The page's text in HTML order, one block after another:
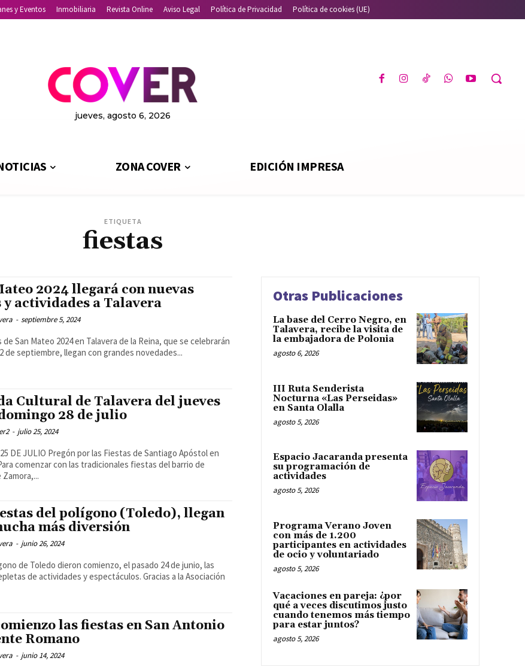
y Eventos Inmobiliaria Revista Online Aviso Legal Política de Privacidad Política de cookies (UE)
jueves, agosto 6, 2026
ZONA COVER EDICIÓN IMPRESA
ETIQUETA
fiestas
2024 llegará con nuevas
y actividades a Talavera
- septiembre 5, 2024
de San Mateo 2024 en Talavera de la Reina, que se celebrarán
de septiembre, llegan con grandes novedades...
Cultural de Talavera del jueves
28 de julio
- julio 25, 2024
las Fiestas de Santiago Apóstol en
del polígono (Toledo), llegan
más diversión
- junio 26, 2024
de Toledo dieron comienzo, el pasado 24 de junio, las
de actividades y espectáculos. Gracias a la Asociación
las fiestas en San Antonio
Romano
- junio 14, 2024
Otras Publicaciones
La base del Cerro Negro, en
Talavera, recibe la visita de
la embajadora de Polonia
agosto 6, 2026
III Ruta Senderista
Nocturna «Las Perseidas»
en Santa Olalla
agosto 5, 2026
Espacio Jacaranda presenta
su programación de
actividades
agosto 5, 2026
Programa Verano Joven
con más de 1.200
participantes en actividades
de ocio y voluntariado
agosto 5, 2026
Vacaciones en pareja: ¿por
qué a veces discutimos justo
cuando tenemos más tiempo
para estar juntos?
agosto 5, 2026